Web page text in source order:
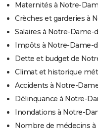
Maternités à Notre-
Crèches et garderies à
Salaires à Notre-Dame-
Impôts à Notre-Dame-
Dette et budget de
Climat et historique
Accidents à Notre-
Délinquance à Notre-
Inondations à Notre-
Nombre de médecins